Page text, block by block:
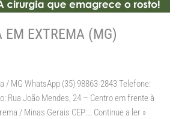
EM EXTREMA (MG)
/ MG WhatsApp (35) 98863-2843 Telefone:
Rua João Mendes, 24 – Centro em frente à
/ Minas Gerais CEP:… Continue a ler »